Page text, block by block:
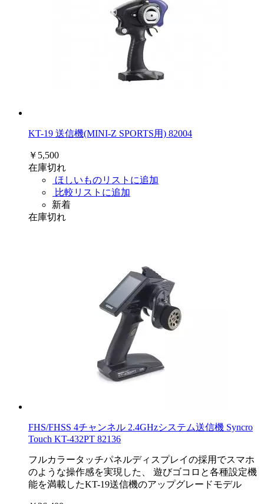
KT-19 送信機(MINI-Z SPORTS用) 82004
￥5,500
在庫切れ
ほしいものリストに追加
比較リストに追加
新着
在庫切れ
FHS/FHSS 4チャンネル 2.4GHzシステム送信機 Syncro
Touch KT-432PT 82136
フルカラータッチパネルディスプレイの採用でスマホ
のような操作感を実現した、 遊びゴコロと各種設定機
能を満載したKT-19送信機のアップグレードモデル